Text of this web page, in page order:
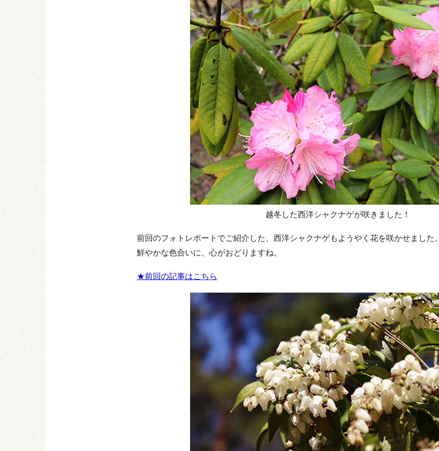
越冬した西洋シャクナゲが咲きました！
前回のフォトレポートでご紹介した、西洋シャクナゲもようやく花を咲かせました。
鮮やかな色合いに、心がおどりますね。
★前回の記事はこちら